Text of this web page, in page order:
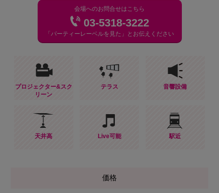
会場へのお問合せはこちら
03-5318-3222
「パーティーレーベルを見た」とお伝えください
プロジェクター&スク
リーン
テラス 音響設備
天井高 Live可能 駅近
価格